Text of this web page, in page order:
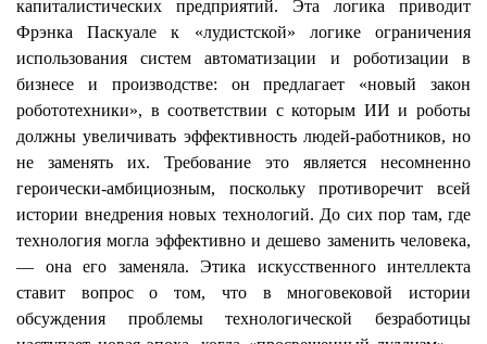
капиталистических предприятий. Эта логика приводит
ФрэнкаПаскуале к «лудистской» логике ограничения
использования систем автоматизации и роботизации в
бизнесе и производстве: он предлагает «новый закон
робототехники», в соответствии с которым ИИ и роботы
должны увеличивать эффективность людей-работников, но
не заменять их. Требование это является несомненно
героически-амбициозным, поскольку противоречит всей
истории внедрения новых технологий. До сих пор там, где
технология могла эффективно и дешево заменить человека,
— она его заменяла. Этика искусственного интеллекта
ставит вопрос о том, что в многовековой истории
обсуждения проблемы технологической безработицы